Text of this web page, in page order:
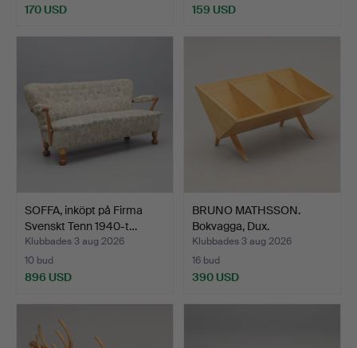
170 USD 159 USD
SOFFA, inköpt på Firma
Svenskt Tenn 1940-t…
Klubbades 3 aug 2026
10 bud
896 USD
BRUNO MATHSSON.
Bokvagga, Dux.
Klubbades 3 aug 2026
16 bud
390 USD